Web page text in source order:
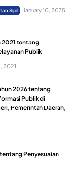
Sipil January 10, 2025
2021 tentang
Publik
2021
2026 tentang
Publik di
Pemerintah Daerah,
tentang Penyesuaian